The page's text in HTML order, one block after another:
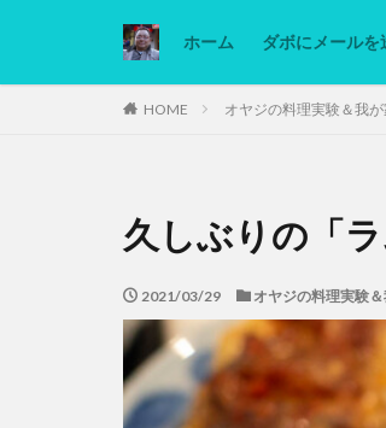
ホーム ダボにメールを
HOME オヤジの料理実験＆我が
久しぶりの「
2021/03/29 オヤジの料理実験